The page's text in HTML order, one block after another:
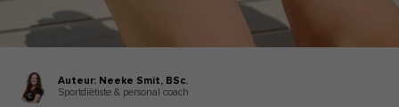
Auteur: Neeke Smit, BSc.
Sportdiëtiste & personal coach